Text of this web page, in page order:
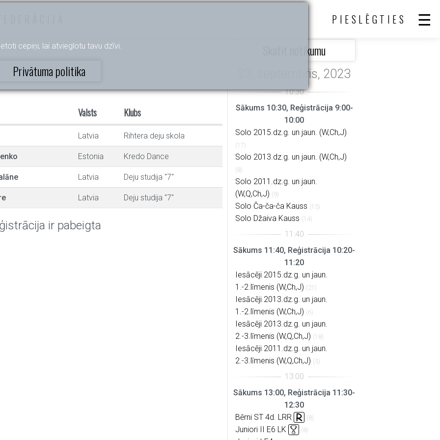
cepiņi, lai atvieglotu tavu dzīvi.
Privātuma politika
PIESLĒGTIES
Valsts Klubs
Latvia Rihtera deju skola
Estonia Kredo Dance
Latvia Deju studija "7"
Latvia Deju studija "7"
ir pabeigta
Skatīt notikumu
Sākums 10:30, Reģistrācija 9:00-
10:00
Solo 2015.dz.g. un jaun. (W,Ch,J)
(17)
Solo 2013.dz.g. un jaun. (W,Ch,J)
(8)
Solo 2011.dz.g. un jaun.
(W,Q,Ch,J) (9)
Solo Ča-ča-ča Kauss (15)
Solo Džaiva Kauss (14)
Sākums 11:40, Reģistrācija 10:20-
11:20
Iesācēji 2015.dz.g. un jaun.
1.-2.līmenis (W,Ch,J) (21)
Iesācēji 2013.dz.g. un jaun.
1.-2.līmenis (W,Ch,J) (6)
Iesācēji 2013.dz.g. un jaun.
2.-3.līmenis (W,Q,Ch,J) (18)
Iesācēji 2011.dz.g. un jaun.
2.-3.līmenis (W,Q,Ch,J) (5)
Sākums 13:00, Reģistrācija 11:30-
12:30
Bērni ST 4d. LRR
(8)
Juniori II E6 LK (8)